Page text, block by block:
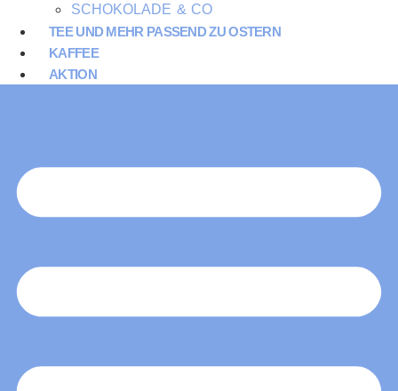
SCHOKOLADE & CO
TEE UND MEHR PASSEND ZU OSTERN
KAFFEE
AKTION